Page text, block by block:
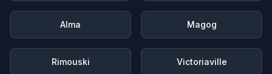
Alma Magog
Rimouski Victoriaville